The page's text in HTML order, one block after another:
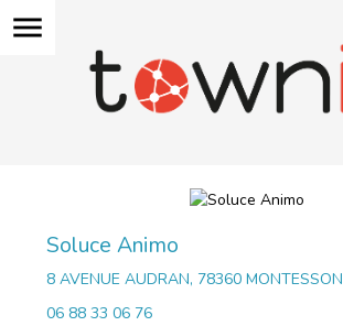
menu
Soluce Animo
8 AVENUE AUDRAN, 78360 MONTESSON
06 88 33 06 76